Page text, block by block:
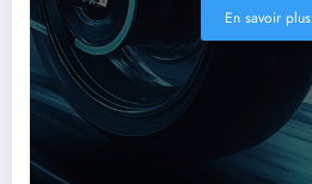
En savoir plus